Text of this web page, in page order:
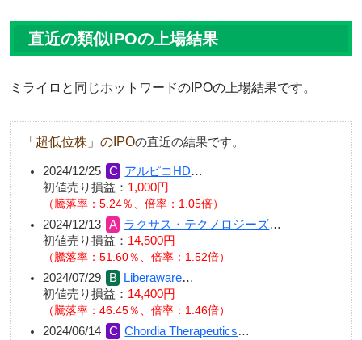
直近の類似IPOの上場結果
ミライロと同じホットワードのIPOの上場結果です。
「超低位株」のIPOの直近の結果です。
2024/12/25 アルピコHD…
初値売り損益： 1,000円
（騰落率：5.24％、倍率：1.05倍）
2024/12/13 ラクサス・テクノロジーズ…
初値売り損益： 14,500円
（騰落率：51.60％、倍率：1.52倍）
2024/07/29 Liberaware…
初値売り損益： 14,400円
（騰落率：46.45％、倍率：1.46倍）
2024/06/14 Chordia Therapeutics…